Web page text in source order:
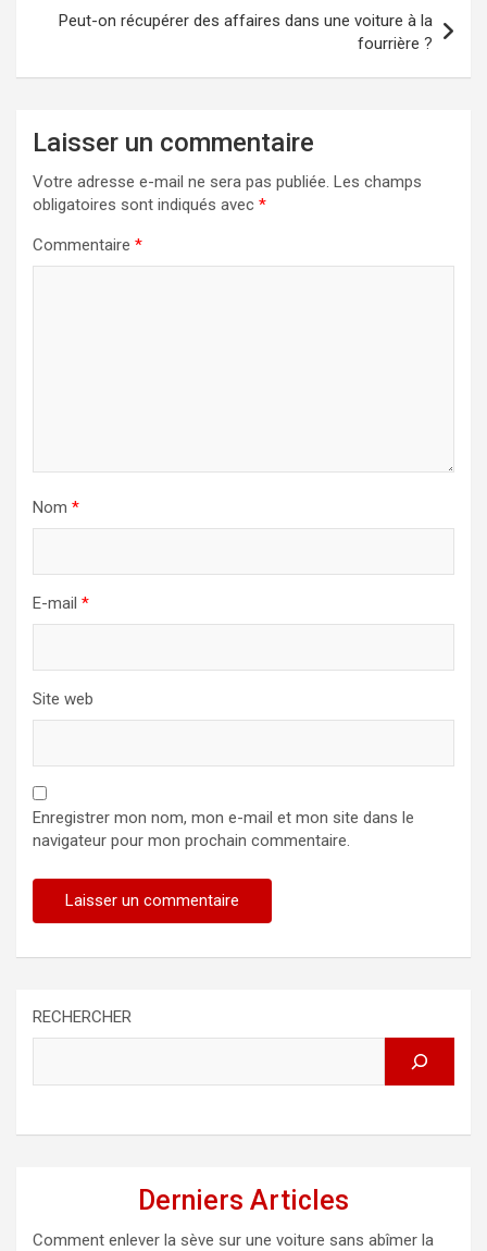
Peut-on récupérer des affaires dans une voiture à la
fourrière ?
Laisser un commentaire
Votre adresse e-mail ne sera pas publiée. Les champs
obligatoires sont indiqués avec *
Commentaire *
Nom *
E-mail *
Site web
Enregistrer mon nom, mon e-mail et mon site dans le
navigateur pour mon prochain commentaire.
RECHERCHER
Derniers Articles
Comment enlever la sève sur une voiture sans abîmer la